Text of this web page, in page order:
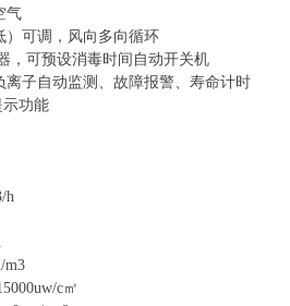
气
）可调，风向多向循环
，可预设消毒时间自动开关机
离子自动监测、故障报警、寿命计时
示功能
h
m3
c㎡